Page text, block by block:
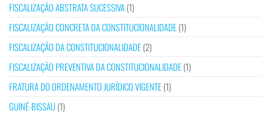
FISCALIZAÇÃO ABSTRATA SUCESSIVA(1)
FISCALIZAÇÃO CONCRETA DA CONSTITUCIONALIDADE(1)
FISCALIZAÇÃO DA CONSTITUCIONALIDADE(2)
FISCALIZAÇÃO PREVENTIVA DA CONSTITUCIONALIDADE(1)
FRATURA DO ORDENAMENTO JURÍDICO VIGENTE(1)
GUINÉ-BISSAU(1)